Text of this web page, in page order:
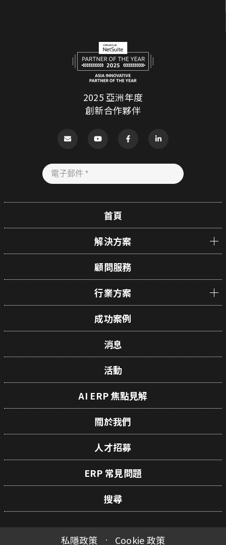
2025 亞洲年度
創新合作夥伴
首頁
解決方案
顧問服務
行業方案
成功案例
消息
活動
AI ERP 焦點見解
關於我們
人才招募
ERP 常見問題
搜尋
私隱政策 Cookie 政策